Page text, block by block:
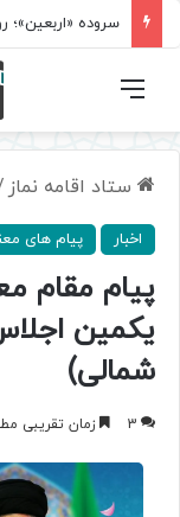
فهرست
ستاد اقامه نماز
اخبار پیام های
پیام مقام
یکمین
شمالی)
3 زمان تقریبی مطالعه 2